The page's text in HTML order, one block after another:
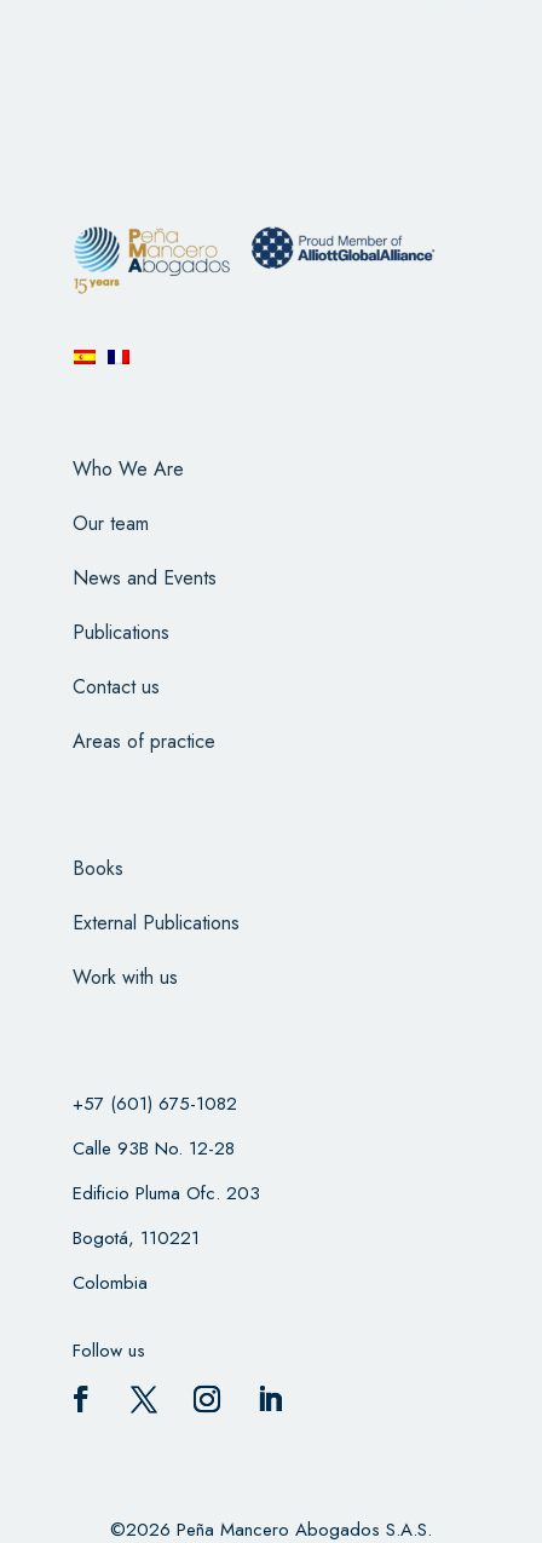
Who We Are
Our team
News and Events
Publications
Contact us
Areas of practice
Books
External Publications
Work with us
+57 (601) 675-1082
Calle 93B No. 12-28
Edificio Pluma Ofc. 203
Bogotá, 110221
Colombia
Follow us
©2026 Peña Mancero Abogados S.A.S.